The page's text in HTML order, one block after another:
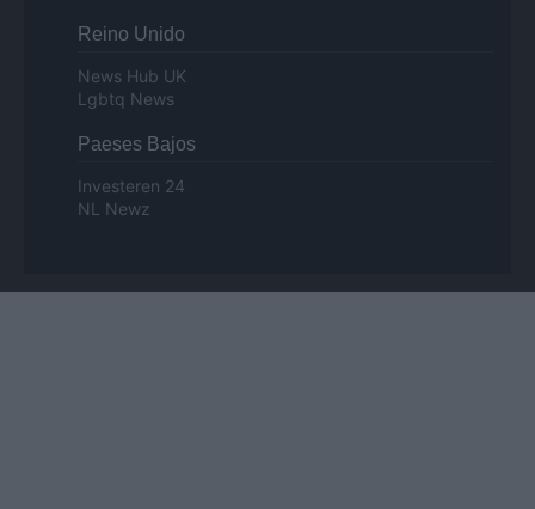
Reino Unido
News Hub UK
Lgbtq News
Paeses Bajos
Investeren 24
NL Newz